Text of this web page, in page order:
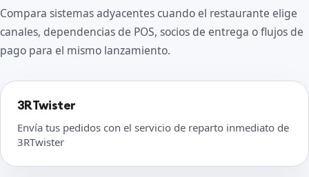
Compara sistemas adyacentes cuando el restaurante elige
canales, dependencias de POS, socios de entrega o flujos de
pago para el mismo lanzamiento.
3RTwister
Envía tus pedidos con el servicio de reparto inmediato de
3RTwister